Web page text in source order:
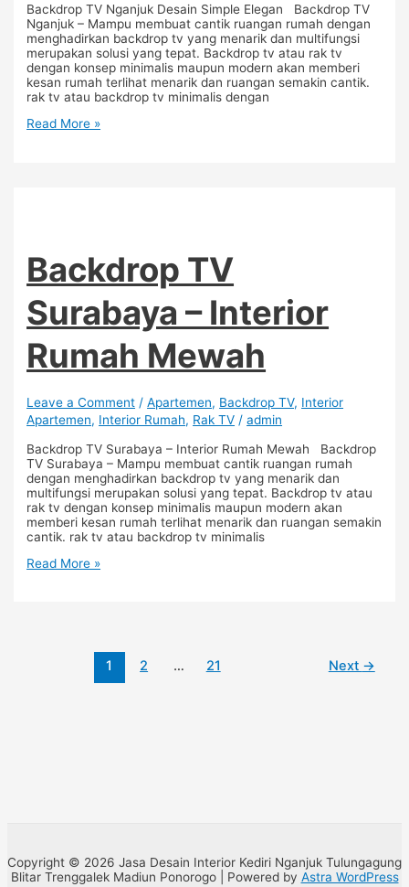
Backdrop TV Nganjuk Desain Simple Elegan Backdrop TV
Nganjuk – Mampu membuat cantik ruangan rumah dengan
menghadirkan backdrop tv yang menarik dan multifungsi
merupakan solusi yang tepat. Backdrop tv atau rak tv
dengan konsep minimalis maupun modern akan memberi
kesan rumah terlihat menarik dan ruangan semakin cantik.
rak tv atau backdrop tv minimalis dengan
Read More »
Backdrop TV
Surabaya – Interior
Rumah Mewah
Leave a Comment /Apartemen, Backdrop TV, Interior
Apartemen, Interior Rumah, Rak TV /admin
Backdrop TV Surabaya – Interior Rumah Mewah Backdrop
TV Surabaya – Mampu membuat cantik ruangan rumah
dengan menghadirkan backdrop tv yang menarik dan
multifungsi merupakan solusi yang tepat. Backdrop tv atau
rak tv dengan konsep minimalis maupun modern akan
memberi kesan rumah terlihat menarik dan ruangan semakin
cantik. rak tv atau backdrop tv minimalis
Read More »
1 2 … 21 Next →
Copyright © 2026 Jasa Desain Interior Kediri Nganjuk Tulungagung
Blitar Trenggalek Madiun Ponorogo | Powered by Astra WordPress